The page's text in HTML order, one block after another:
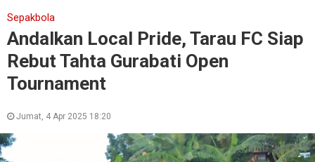
Sepakbola
Andalkan Local Pride, Tarau FC Siap
Rebut Tahta Gurabati Open
Tournament
Jumat, 4 Apr 2025 18:20